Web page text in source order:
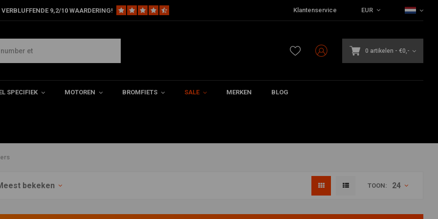
9,2/10 WAARDERING! Klantenservice EUR
0 artikelen - €0,-
SPECIFIEK MOTOREN BROMFIETS SALE MERKEN BLOG
dat het op het eerste
Racer Webshop kun je
bekeken TOON: 24